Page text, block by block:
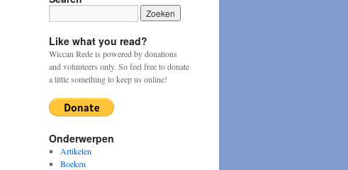
Like what you read?
Wiccan Rede is powered by donations
and volunteers only. So feel free to donate
a little something to keep us online!
Onderwerpen
Artikelen
Boeken